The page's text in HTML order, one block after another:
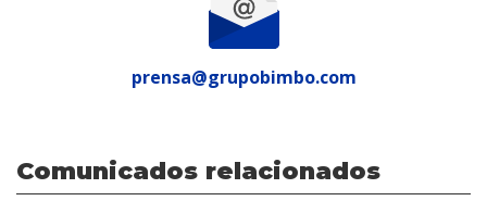
prensa@grupobimbo.com
Comunicados relacionados